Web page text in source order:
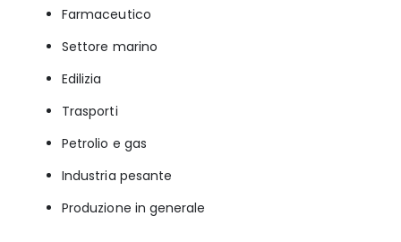
Farmaceutico
Settore marino
Edilizia
Trasporti
Petrolio e gas
Industria pesante
Produzione in generale